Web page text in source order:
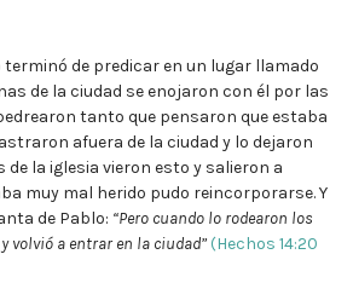
terminó de predicar en un lugar llamado
de la ciudad se enojaron con él por las
tanto que pensaron que estaba
afuera de la ciudad y lo dejaron
la iglesia vieron esto y salieron a
muy mal herido pudo reincorporarse. Y
de Pablo: “Pero cuando lo rodearon los
volvió a entrar en la ciudad” (Hechos 14:20